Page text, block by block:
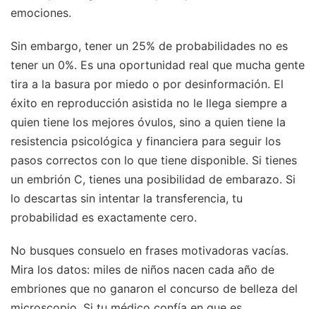
emociones.
Sin embargo, tener un 25% de probabilidades no es
tener un 0%. Es una oportunidad real que mucha gente
tira a la basura por miedo o por desinformación. El
éxito en reproducción asistida no le llega siempre a
quien tiene los mejores óvulos, sino a quien tiene la
resistencia psicológica y financiera para seguir los
pasos correctos con lo que tiene disponible. Si tienes
un embrión C, tienes una posibilidad de embarazo. Si
lo descartas sin intentar la transferencia, tu
probabilidad es exactamente cero.
No busques consuelo en frases motivadoras vacías.
Mira los datos: miles de niños nacen cada año de
embriones que no ganaron el concurso de belleza del